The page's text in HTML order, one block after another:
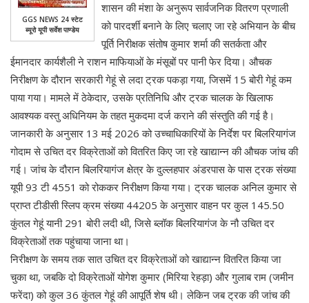
GGS NEWS 24 स्टेट
ब्यूरो यूपी सर्वेश पाण्डेय
शासन की मंशा के अनुरूप सार्वजनिक वितरण प्रणाली
को पारदर्शी बनाने के लिए चलाए जा रहे अभियान के बीच
पूर्ति निरीक्षक संतोष कुमार शर्मा की सतर्कता और
ईमानदार कार्यशैली ने राशन माफियाओं के मंसूबों पर पानी फेर दिया। औचक
निरीक्षण के दौरान सरकारी गेहूं से लदा ट्रक पकड़ा गया, जिसमें 15 बोरी गेहूं कम
पाया गया। मामले में ठेकेदार, उसके प्रतिनिधि और ट्रक चालक के खिलाफ
आवश्यक वस्तु अधिनियम के तहत मुकदमा दर्ज कराने की संस्तुति की गई है।
जानकारी के अनुसार 13 मई 2026 को उच्चाधिकारियों के निर्देश पर बिलरियागंज
गोदाम से उचित दर विक्रेताओं को वितरित किए जा रहे खाद्यान्न की औचक जांच की
गई। जांच के दौरान बिलरियागंज क्षेत्र के दुल्लहपार अंडरपास के पास ट्रक संख्या
यूपी 93 टी 4551 को रोककर निरीक्षण किया गया। ट्रक चालक अनिल कुमार से
प्राप्त टीडीसी स्लिप क्रम संख्या 44205 के अनुसार वाहन पर कुल 145.50
कुंतल गेहूं यानी 291 बोरी लदी थी, जिसे ब्लॉक बिलरियागंज के नौ उचित दर
विक्रेताओं तक पहुंचाया जाना था।
निरीक्षण के समय तक सात उचित दर विक्रेताओं को खाद्यान्न वितरित किया जा
चुका था, जबकि दो विक्रेताओं योगेश कुमार (मिरिया रेहड़ा) और गुलाब राम (जमीन
फरेंदा) को कुल 36 कुंतल गेहूं की आपूर्ति शेष थी। लेकिन जब ट्रक की जांच की